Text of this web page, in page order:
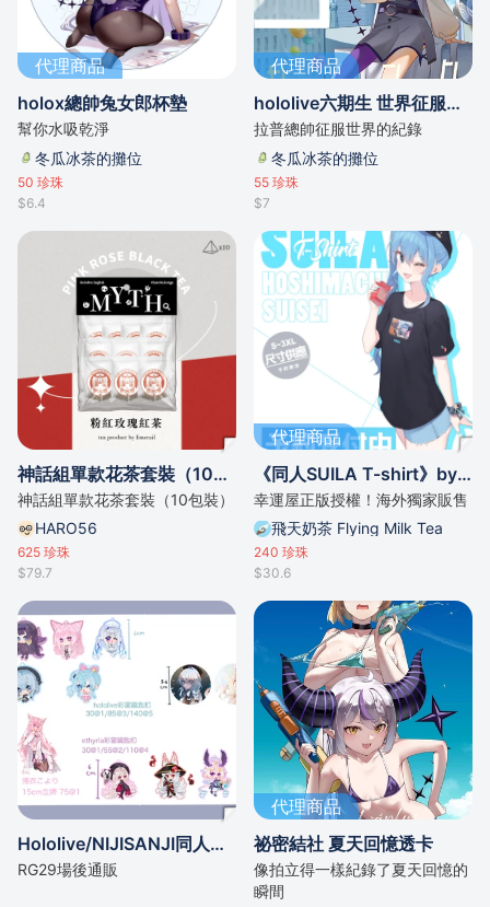
代理商品
holox總帥兔女郎杯墊
幫你水吸乾淨
冬瓜冰茶的攤位
50 珍珠
$6.4
代理商品
hololive六期生 世界征服計畫秘密相冊
拉普總帥征服世界的紀錄
冬瓜冰茶的攤位
55 珍珠
$7
神話組單款花茶套裝（10包裝）
神話組單款花茶套裝（10包裝）
HARO56
625 珍珠
$79.7
代理商品
《同人SUILA T-shirt》by CloBA
幸運屋正版授權！海外獨家販售
飛天奶茶 Flying Milk Tea
240 珍珠
$30.6
Hololive/NIJISANJI同人周邊
RG29場後通販
代理商品
祕密結社 夏天回憶透卡
像拍立得一樣紀錄了夏天回憶的
瞬間